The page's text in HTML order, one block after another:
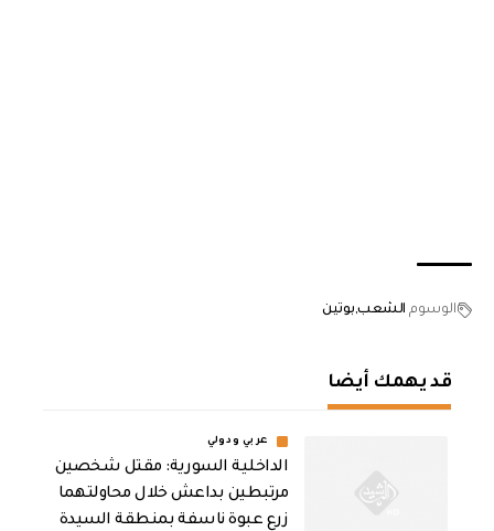
الوسوم الشعب بوتين
قد يهمك أيضا
عربي ودولي
الداخلية السورية: مقتل شخصين
مرتبطين بداعش خلال محاولتهما
زرع عبوة ناسفة بمنطقة السيدة